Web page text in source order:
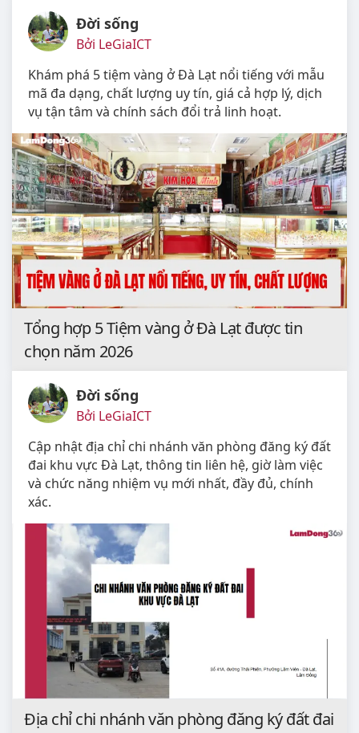
Đời sống
Bởi LeGiaICT
Khám phá 5 tiệm vàng ở Đà Lạt nổi tiếng với mẫu
mã đa dạng, chất lượng uy tín, giá cả hợp lý, dịch
vụ tận tâm và chính sách đổi trả linh hoạt.
Tổng hợp 5 Tiệm vàng ở Đà Lạt được tin
chọn năm 2026
Đời sống
Bởi LeGiaICT
Cập nhật địa chỉ chi nhánh văn phòng đăng ký đất
đai khu vực Đà Lạt, thông tin liên hệ, giờ làm việc
và chức năng nhiệm vụ mới nhất, đầy đủ, chính
xác.
Địa chỉ chi nhánh văn phòng đăng ký đất đai